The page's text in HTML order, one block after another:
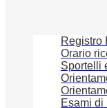
Registro
Orario
Sportelli
Esami di